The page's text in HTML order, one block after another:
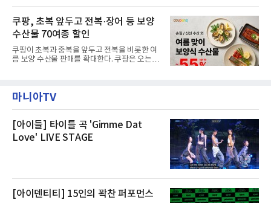
것으로 확인됐다”고 설명했다.이어 “정확한 화
재 원인은 추후 조사될
으로 여유로운 저녁 시간부터 호텔 스테이를 시
작할 수 있도록 준비됐다.앰배서더 서울 풀만 호
텔 측은 “퇴근 후 또는 주말 도심 속에서 짧지만
온전한 휴식을 원하는 고객들에게 특별한 경험
을 제공한다”고 밝혔다.패키지는 디럭스와 이그
제큐티브 두 가지 타입으로 구성된다. 디럭스 패
키지는 객실 1박(룸 온리)으로 심플한 호캉스를
스 센터 사우나 2인 이용 혜택이 포함된다.특히
클럽 앰배서더 라운지
쿠팡, 초복 앞두고 전복·장어 등 보양
수산물 70여종 할인
쿠팡이 초복과 중복을 앞두고 전복을 비롯한 여
름 보양 수산물 판매를 확대한다. 쿠팡은 오는
우 등이 포함됐다. 쿠팡은 올해 큰 크기의 전복
생산량이 늘어난 점을 반영해 주요 산지 상품을
전복은 산지에서 채취한 뒤 전국으로 직송되는
방식으로 운영된다. 신선도가 중요한 상품인 만
큼 이르면 다음 날 오전 배송이 가능하도록 물류
마니아TV
[아이들] 타이틀 곡 'Gimme Dat
Love' LIVE STAGE
[아이덴티티] 15인의 꽉찬 퍼포먼스